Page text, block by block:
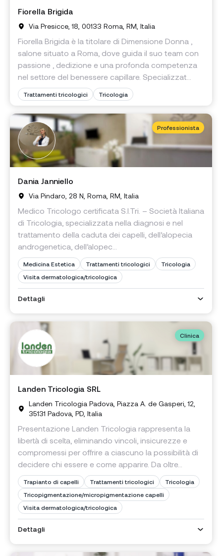
Fiorella Brigida
Via Presicce, 18, 00133 Roma, RM, Italia
Fiorella Brigida è la titolare di Dimensione Donna ,
salone situato a Roma, dove guida il suo team con
passione , dedizione e una profonda competenza
nel settore del benessere capillare. Specializzat...
Trattamenti tricologici Tricologia
Professionista
Dania Janniello
Via Pindaro, 28 N, Roma, RM, Italia
Medico Tricologo certificata S.I.Tri. – Società Italiana
di Tricologia, specializzata nella diagnosi e nel
trattamento della caduta dei capelli, dell’alopecia
androgenetica, dell’alopec...
Medicina Estetica Trattamenti tricologici
Tricologia
Visita dermatologica/tricologica
Dettagli
Clinica
Landen Tricologia SRL
Landen Tricologia Padova, Piazza A. de Gasperi, 12,
35131 Padova, PD, Italia
Presentazione Landen Tricologia rappresenta la
libertà di scelta, eliminando vincoli, insicurezze e
compromessi per offrire a ciascuno la possibilità di
decidere chi essere e come apparire. Da oltre...
Trapianto di capelli Trattamenti tricologici
Tricologia
Tricopigmentazione/micropigmentazione capelli
Visita dermatologica/tricologica
Dettagli